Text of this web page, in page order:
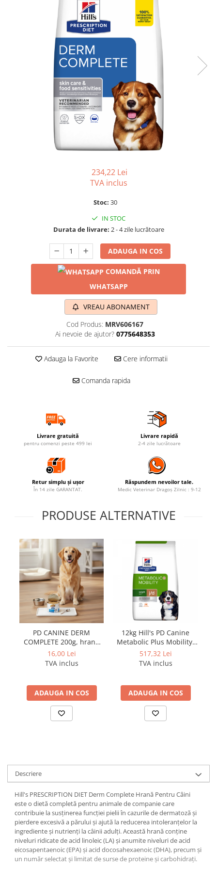
Suport Articular
Suport Digestiv
234,22 Lei
TVA inclus
Stoc: 30
IN STOC
Durata de livrare: 2 - 4 zile lucrătoare
ADAUGA IN COS
COMANDĂ PRIN
WHATSAPP
VREAU ABONAMENT
Cod Produs: MRV606167
Ai nevoie de ajutor? 0775648353
Adauga la Favorite Cere informatii
Comanda rapida
Livrare gratuită
pentru comenzi peste 499 lei
Livrare rapidă
2-4 zile lucrătoare
Retur simplu și ușor
În 14 zile GARANTAT.
Răspundem nevoilor tale.
Medic Veterinar Dragoș Zilnic : 9-12
PRODUSE ALTERNATIVE
PD CANINE DERM
COMPLETE 200g, hrana
umeda dieta veterinara
pentru caini
16,00 Lei
TVA inclus
ADAUGA IN COS
12kg Hill's PD Canine
Metabolic Plus Mobility,
hrană uscată dietă
veterinară pentru câini
517,32 Lei
TVA inclus
ADAUGA IN COS
Descriere
Hill's PRESCRIPTION DIET Derm Complete Hrană Pentru Câini
este o dietă completă pentru animale de companie care
contribuie la susţinerea funcţiei pielii în cazurile de dermatoză şi
pierdere excesivă a părului şi ajută la reducerea intoleranţelor la
ingrediente şi nutrienţi la câinii adulţi. Această hrană conţine
niveluri ridicate de acid linoleic (LA) şi anumite niveluri de acid
eicosapentaenoic (EPA) şi acid docosahexaenoic (DHA), precum şi
un număr selectat şi limitat de surse de proteine şi carbohidraţi.